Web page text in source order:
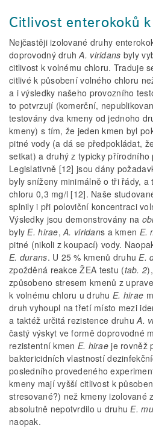
Citlivost enterokoků
Nejčastěji izolované druhy
doprovodný druhA. viridans byly
citlivost k volnému chloru. Traduje
citlivé k působení volného chloru
a i výsledky našeho provozního
to potvrzují (komerční,
testovány dva kmeny od jednoho
kmeny) s tím, že jeden kmen byl
pitné vody (a dá se předpokládat,
setkat) a druhý z typicky
Legislativně [12] jsou dány
byly sníženy minimálně o tři řády, a
chloru 0,3 mg/l [12]. Naše
splnily i při poloviční koncentraci
Výsledky jsou demonstrovány na
bylyE. hirae,A. viridans a kmen E.
pitné (nikoli z koupací) vody.
E. durans. U 25 % kmenů druhuE.
zpožděná reakce ŽEA testu (tab. 2
způsobeno stresem kmenů z
k volnému chloru u druhu E. hirae
druh vyhoupl na třetí místo mezi
a taktéž určitá rezistence druhuA.
častý výskyt ve formě doprovodné
rezistentní kmen E. hirae je rovněž
baktericidních vlastností
posledního provedeného
kmeny mají vyšší citlivost k
stresované?) než kmeny izolované
absolutně nepotvrdilo u druhuE.
naopak.